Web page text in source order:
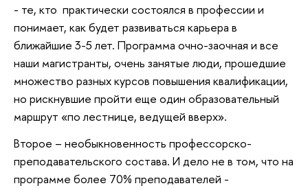
- те, кто практически состоялся в профессии и
понимает, как будет развиваться карьера в
ближайшие 3-5 лет. Программа очно-заочная и все
наши магистранты, очень занятые люди, прошедшие
множество разных курсов повышения квалификации,
но рискнувшие пройти еще один образовательный
маршрут «по лестнице, ведущей вверх».
Второе – необыкновенность профессорско-
преподавательского состава. И дело не в том, что на
программе более 70% преподавателей -